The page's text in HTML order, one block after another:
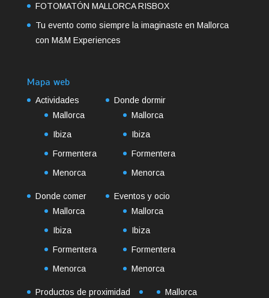
FOTOMATÓN MALLORCA RISBOX
Tu evento como siempre la imaginaste en Mallorca
con M&M Experiences
Mapa web
Actividades
Mallorca
Ibiza
Formentera
Menorca
Donde dormir
Mallorca
Ibiza
Formentera
Menorca
Donde comer
Mallorca
Ibiza
Formentera
Menorca
Eventos y ocio
Mallorca
Ibiza
Formentera
Menorca
Productos de proximidad Mallorca